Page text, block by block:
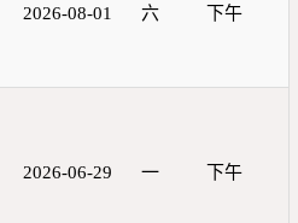
2026-08-01 六 下午
2026-06-29 一 下午